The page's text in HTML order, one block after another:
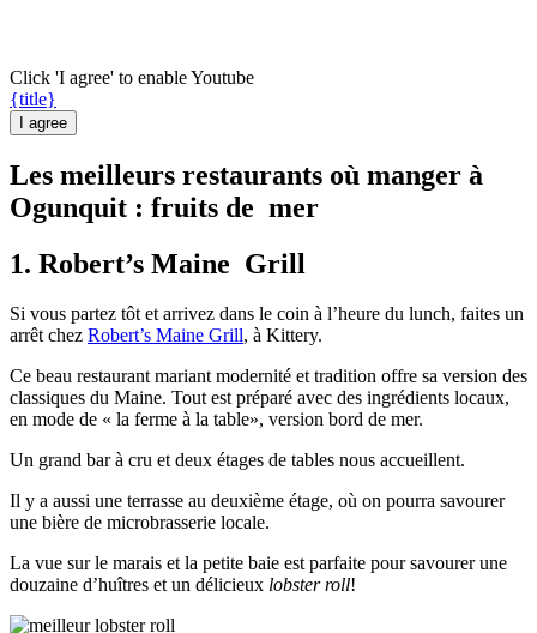
Click 'I agree' to enable Youtube
{title}
I agree
Les meilleurs restaurants où manger à
Ogunquit : fruits de mer
1. Robert’s Maine Grill
Si vous partez tôt et arrivez dans le coin à l’heure du lunch, faites un
arrêt chez Robert’s Maine Grill, à Kittery.
Ce beau restaurant mariant modernité et tradition offre sa version des
classiques du Maine. Tout est préparé avec des ingrédients locaux,
en mode de « la ferme à la table», version bord de mer.
Un grand bar à cru et deux étages de tables nous accueillent.
Il y a aussi une terrasse au deuxième étage, où on pourra savourer
une bière de microbrasserie locale.
La vue sur le marais et la petite baie est parfaite pour savourer une
douzaine d’huîtres et un délicieux lobster roll!